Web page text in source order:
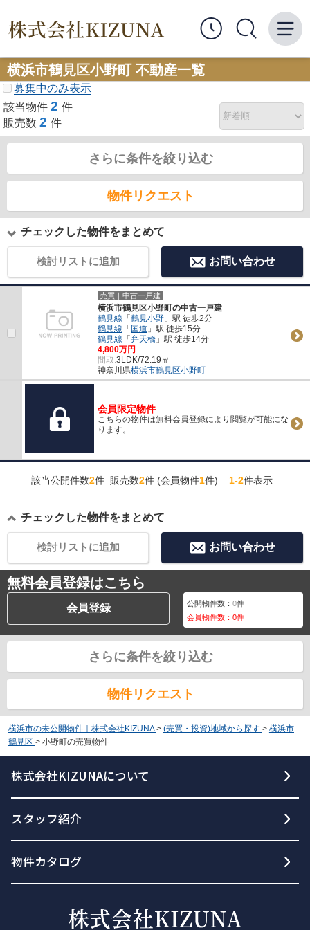
横浜市鶴見区小野町 不動産一覧
募集中のみ表示
該当物件 2 件
販売数 2 件
さらに条件を絞り込む
物件リクエスト
チェックした物件をまとめて
検討リストに追加 お問い合わせ
売買｜中古一戸建
横浜市鶴見区小野町の中古一戸建
鶴見線 「鶴見小野 」駅 徒歩2分
鶴見線 「国道 」駅 徒歩15分
鶴見線 「弁天橋 」駅 徒歩14分
4,800万円
間取:3LDK/72.19㎡
神奈川県横浜市鶴見区小野町
会員限定物件
こちらの物件は無料会員登録により閲覧が可能にな
ります。
該当公開件数2件 販売数2件 (会員物件1件) 1-2件表示
チェックした物件をまとめて
お問い合わせ
検討リストに追加
無料会員登録はこちら
会員登録 公開物件数：0件
会員物件数：0件
さらに条件を絞り込む
物件リクエスト
横浜市の未公開物件｜株式会社KIZUNA > (売買・投資)地域から探す > 横浜市
鶴見区 > 小野町の売買物件
株式会社KIZUNAについて
スタッフ紹介
物件カタログ